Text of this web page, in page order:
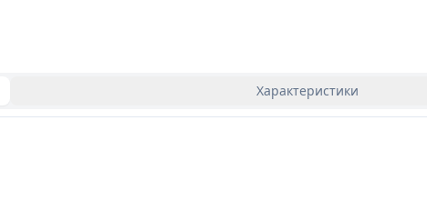
Характеристики